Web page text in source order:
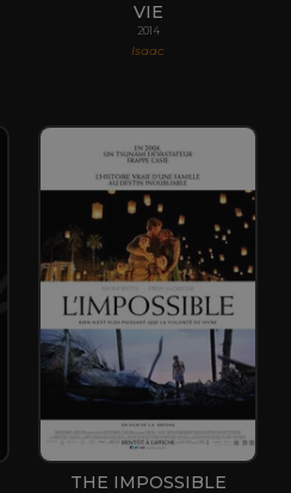
VIE
2014
Isaac
THE IMPOSSIBLE